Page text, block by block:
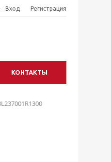
Вход Регистрация
КОНТАКТЫ